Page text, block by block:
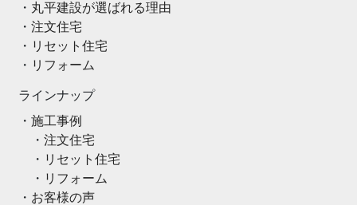
丸平建設が選ばれる理由
注文住宅
リセット住宅
リフォーム
ラインナップ
施工事例
注文住宅
リセット住宅
リフォーム
お客様の声